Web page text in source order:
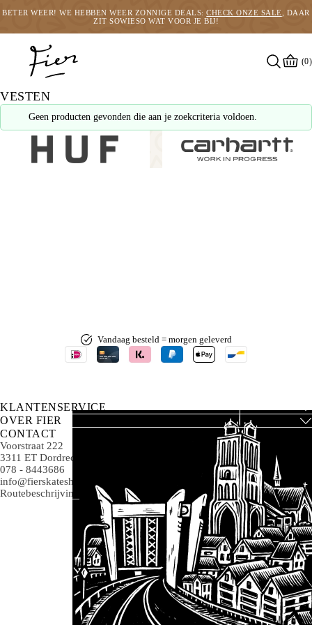
BETER WEER! WE HEBBEN WEER ZONNIGE DEALS:CHECK ONZE SALE , DAAR
ZIT SOWIESO WAT VOOR JE BIJ!
(0)
VESTEN
Geen producten gevonden die aan je zoekcriteria voldoen.
Vandaag besteld = morgen geleverd
KLANTENSERVICE
OVER FIER
CONTACT
Voorstraat 222
3311 ET Dordrecht
078 - 8443686
info@fierskateshop.nl
Routebeschrijving